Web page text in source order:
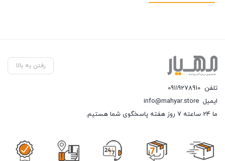
رفتن به بالا
تلفن 09119278910
ایمیل info@mahyar.store
ما 24 ساعته 7 روز هفته پاسخگوی شما هستیم.